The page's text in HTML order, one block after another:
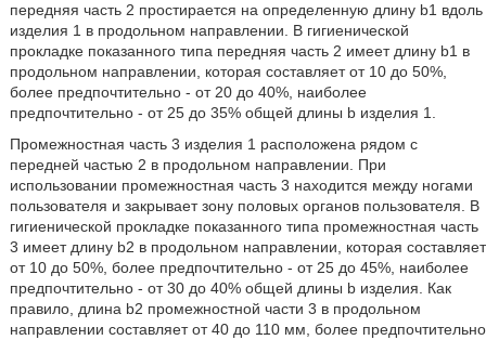
передняя часть 2 простирается на определенную длину b1 вдоль
изделия 1 в продольном направлении. В гигиенической
прокладке показанного типа передняя часть 2 имеет длину b1 в
продольном направлении, которая составляет от 10 до 50%,
более предпочтительно - от 20 до 40%, наиболее
предпочтительно - от 25 до 35% общей длины b изделия 1.
Промежностная часть 3 изделия 1 расположена рядом с
передней частью 2 в продольном направлении. При
использовании промежностная часть 3 находится между ногами
пользователя и закрывает зону половых органов пользователя. В
гигиенической прокладке показанного типа промежностная часть
3 имеет длину b2 в продольном направлении, которая составляет
от 10 до 50%, более предпочтительно - от 25 до 45%, наиболее
предпочтительно - от 30 до 40% общей длины b изделия. Как
правило, длина b2 промежностной части 3 в продольном
направлении составляет от 40 до 110 мм, более предпочтительно